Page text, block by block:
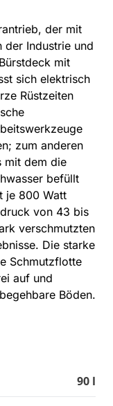
der mit
der Industrie und
mit
sich elektrisch
Rüstzeiten
zum anderen
mit dem die
befüllt
je 800 Watt
von 43 bis
verschmutzten
Die starke
Schmutzflotte
auf und
Böden.
90 l